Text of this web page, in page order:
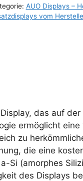
AUO Displays –
vom
das auf der
ermöglicht
zu
die eine
Si (amorphes
des Displays